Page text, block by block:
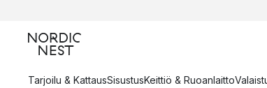
Tarjoilu & KattausSisustusKeittiö & Ruoanlaitto